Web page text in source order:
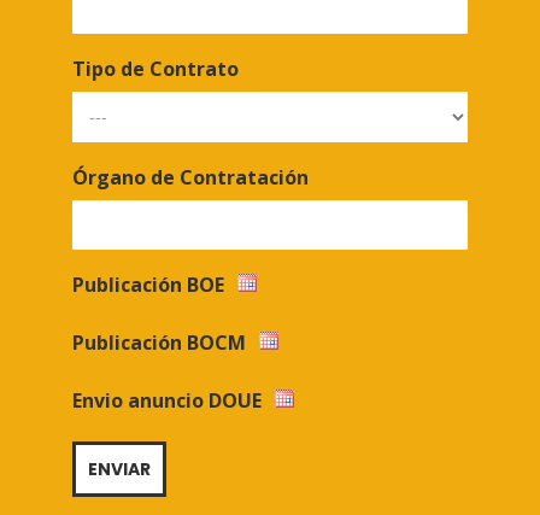
Tipo de Contrato
Órgano de Contratación
Publicación BOE
Publicación BOCM
Envio anuncio DOUE